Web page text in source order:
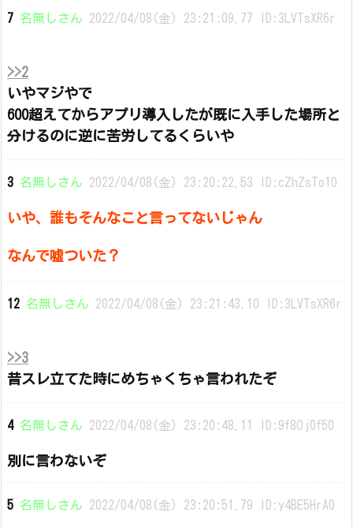
7 名無しさん 2022/04/08(金) 23:21:09.77 ID:3LVTsXR6r
>>2
いやマジやで
600超えてからアプリ導入したが既に入手した場所と
分けるのに逆に苦労してるくらいや
3 名無しさん 2022/04/08(金) 23:20:22.53 ID:cZhZsTo10
いや、誰もそんなこと言ってないじゃん
なんで嘘ついた？
12 名無しさん 2022/04/08(金) 23:21:43.10 ID:3LVTsXR6r
>>3
昔スレ立てた時にめちゃくちゃ言われたぞ
4 名無しさん 2022/04/08(金) 23:20:48.11 ID:9f8Oj0f50
別に言わないぞ
5 名無しさん 2022/04/08(金) 23:20:51.79 ID:y4BE5HrA0